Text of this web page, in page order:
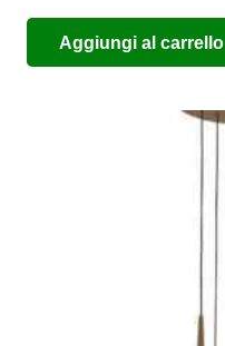
Aggiungi al carrello